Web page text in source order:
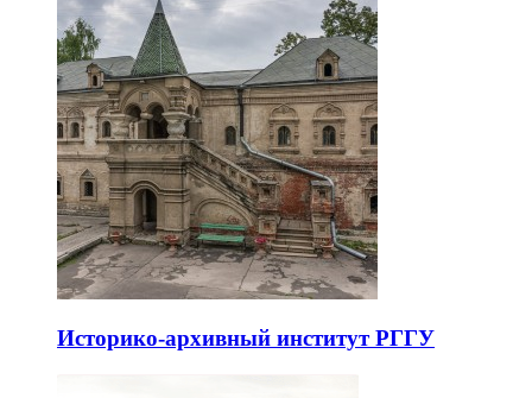
Историко-архивный институт РГГУ